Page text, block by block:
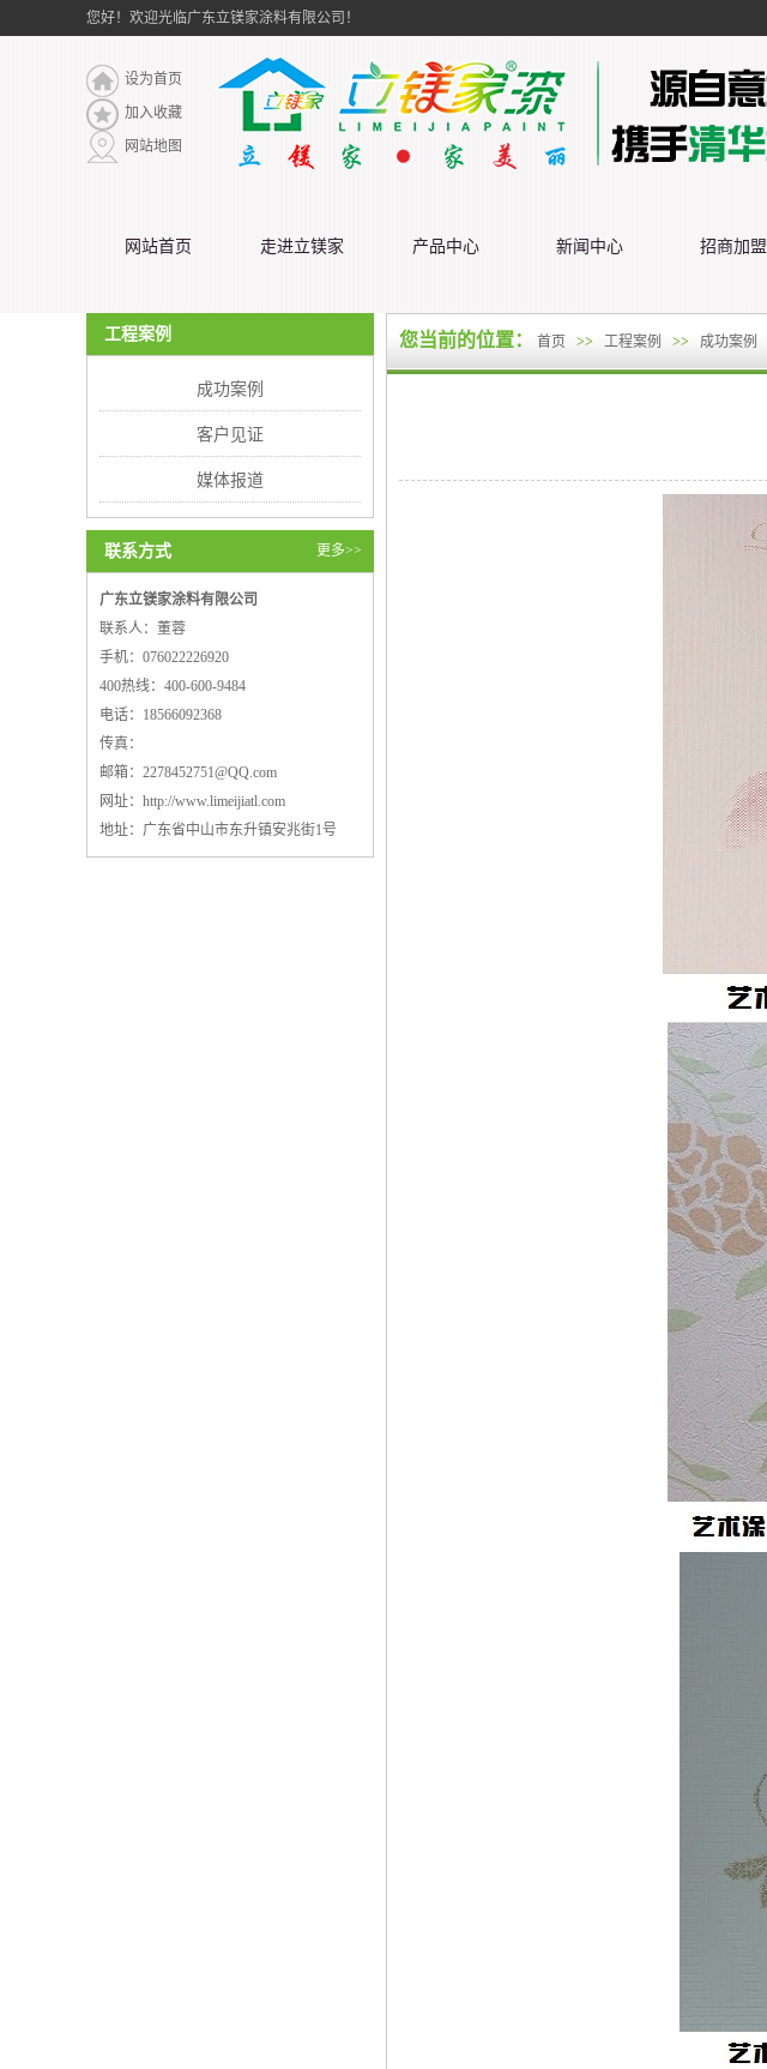
您好！欢迎光临广东立镁家涂料有限公司！
设为首页
加入收藏
网站地图
网站首页 走进立镁家 产品中心 新闻中心 招商加盟
工程案例
成功案例
客户见证
媒体报道
联系方式 更多>>
广东立镁家涂料有限公司
联系人：董蓉
手机：076022226920
400热线：400-600-9484
电话：18566092368
传真：
邮箱： 2278452751@QQ.com
网址： http://www.limeijiatl.com
地址：广东省中山市东升镇安兆街1号
您当前的位置： 首页 >> 工程案例 >> 成功案例